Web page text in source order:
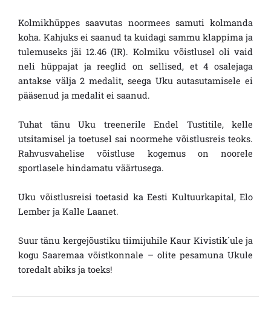
Kolmikhüppes saavutas noormees samuti kolmanda
koha. Kahjuks ei saanud ta kuidagi sammu klappima ja
tulemuseks jäi 12.46 (IR). Kolmiku võistlusel oli vaid
neli hüppajat ja reeglid on sellised, et 4 osalejaga
antakse välja 2 medalit, seega Uku autasutamisele ei
pääsenud ja medalit ei saanud.
Tuhat tänu Uku treenerile Endel Tustitile, kelle
utsitamisel ja toetusel sai noormehe võistlusreis teoks.
Rahvusvahelise võistluse kogemus on noorele
sportlasele hindamatu väärtusega.
Uku võistlusreisi toetasid ka Eesti Kultuurkapital, Elo
Lember ja Kalle Laanet.
Suur tänu kergejõustiku tiimijuhile Kaur Kivistik´ule ja
kogu Saaremaa võistkonnale – olite pesamuna Ukule
toredalt abiks ja toeks!